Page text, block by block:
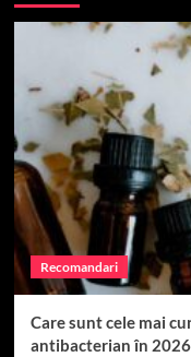
Recomandari
Care sunt cele mai
antibacterian în